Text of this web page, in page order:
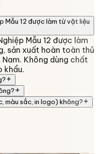
Mẫu 12 được làm từ vật liệu
Mẫu 12 được làm
sản xuất hoàn toàn thủ
Nam. Không dùng chất
khẩu.
màu sắc, in logo) không?